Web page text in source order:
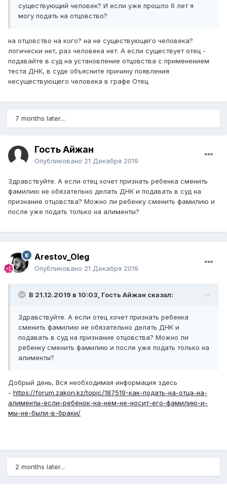
существующий человек? И если уже прошло 6 лет я
могу подать на отцовство?
на отцовство на кого? на не существующего человека?
логически нет, раз человека нет. А если существует отец -
подавайте в суд на установление отцовства с применением
теста ДНК, в суде объясните причину появления
несуществующего человека в графе Отец.
7 months later...
Гость Айжан
Опубликовано 21 Декабря 2019
Здравствуйте. А если отец хочет признать ребенка сменить
фамилию не обязательно делать ДНК и подавать в суд на
признание отцовства? Можно ли ребенку сменить фамилию и
после уже подать только на алименты?
Arestov_Oleg
Опубликовано 21 Декабря 2019
В 21.12.2019 в 10:03, Гость Айжан сказал:
Здравствуйте. А если отец хочет признать ребенка
сменить фамилию не обязательно делать ДНК и
подавать в суд на признание отцовства? Можно ли
ребенку сменить фамилию и после уже подать только на
алименты?
Добрый день, Вся необходимая информация здесь
- https://forum.zakon.kz/topic/187519-как-подать-на-отца-на-
алименты-если-ребёнок-на-нем-не-носит-его-фамилию-и-
мы-не-были-в-браки/
2 months later...